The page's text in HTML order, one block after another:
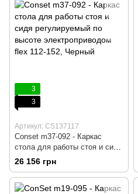
Геймерский, Пульт памяти на
4 позиции
3
3
Артикул: CS137117
Conset m37-092 - Каркас
стола для работы стоя и сидя
регулируемый по высоте
электроприводом, Белый,
Компьютерний, Игровой,
Геймерский, Пульт вверх/вниз
26 156 грн